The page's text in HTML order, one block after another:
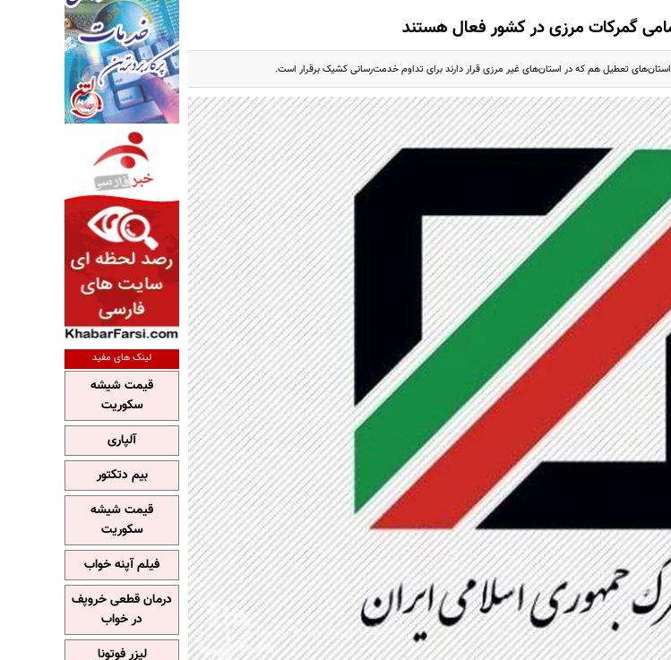
گمركات مرزی در كشور فعال هستند
تعطیل هم که در استان‌های غیر مرزی قرار دارند برای تداوم خدمت‌رسانی کشیک برقرار است.
لینک های مفید
قیمت شیشه
سکوریت
آلپاری
بیم دتکتور
قیمت شیشه
سکوریت
فیلم آپنه خواب
درمان قطعی خروپف
در خواب
لیزر فوتونا